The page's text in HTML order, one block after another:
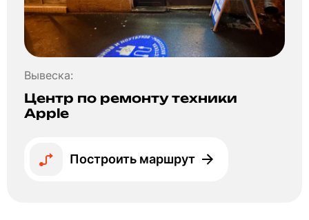
Вывеска:
Центр по ремонту техники
Apple
Построить маршрут